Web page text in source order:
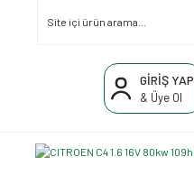
GİRİŞ YAP
& Üye Ol